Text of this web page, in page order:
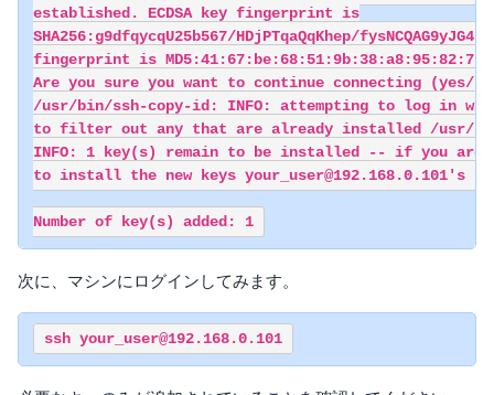
established. ECDSA key fingerprint is
SHA256:g9dfqycqU25b567/HDjPTqaQqKhep/fysNCQAG9yJG4.
fingerprint is
Are you sure you want to continue connecting (yes/
/usr/bin/ssh-copy-id: INFO: attempting to log in
to filter out any that are already installed /usr/
INFO: 1 key(s) remain to be installed -- if you are
to install the new keys your_user@192.168.0.101's
次に、マシンにログインしてみます。